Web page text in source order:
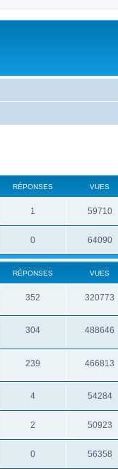
RÉPONSES VUES
1 59710
0 64090
RÉPONSES VUES
352 320773
304 488646
239 466813
4 54284
2 50923
0 56358